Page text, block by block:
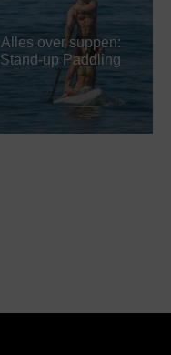
Alles over suppen:
Stand-up Paddling